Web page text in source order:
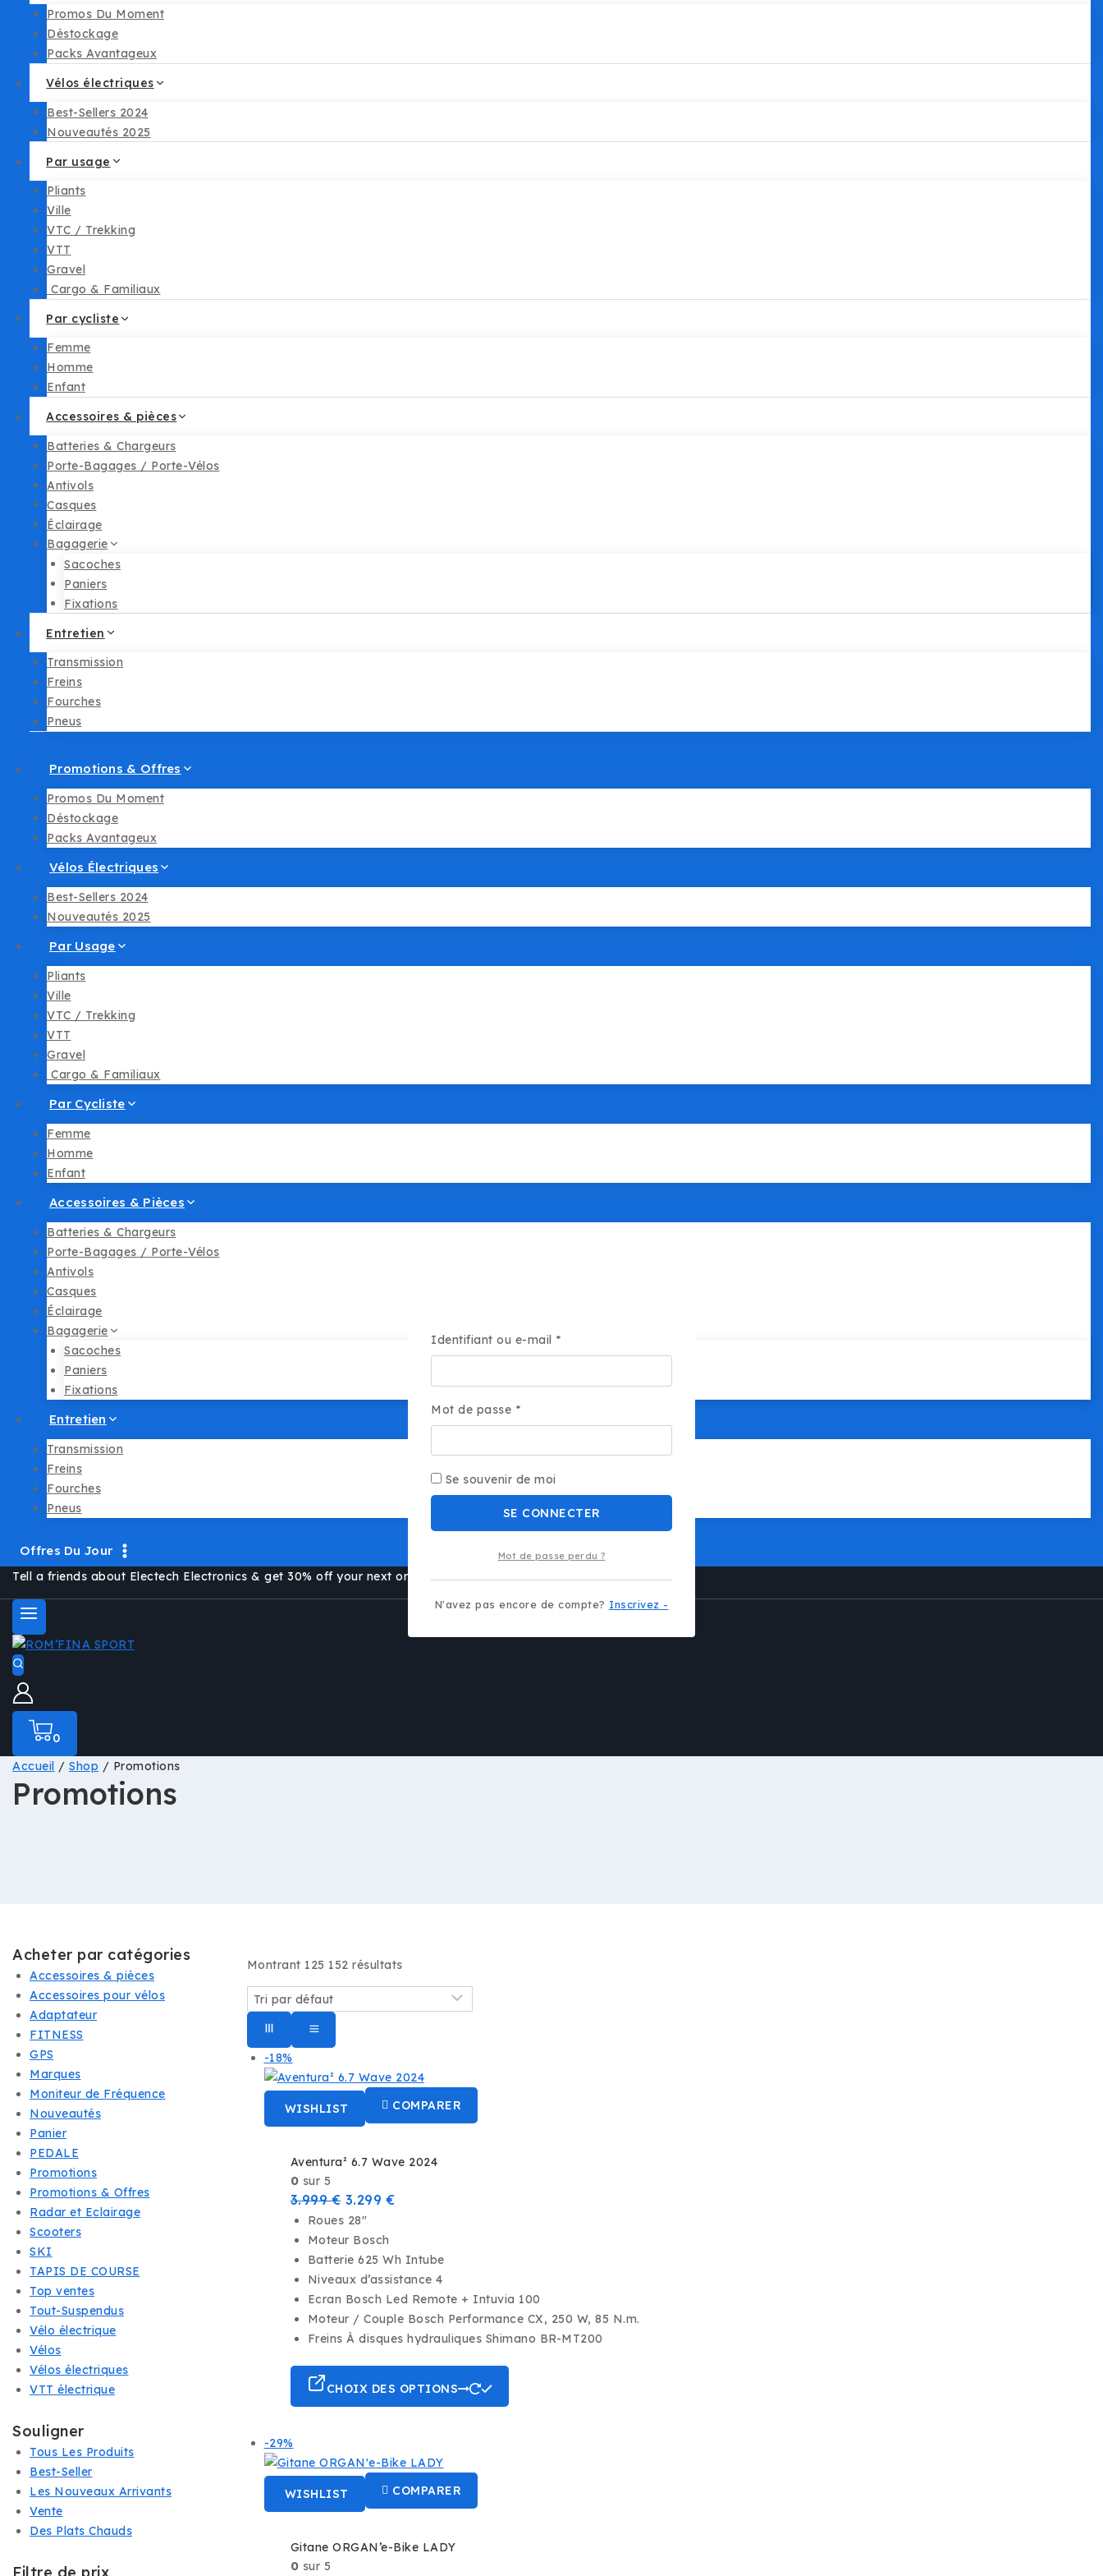
Promos Du Moment
Déstockage
Packs Avantageux
Vélos électriques
Best-Sellers 2024
Nouveautés 2025
Par usage
Pliants
Ville
VTC / Trekking
VTT
Gravel
︎ Cargo & Familiaux
Par cycliste
Femme
Homme
Enfant
Accessoires & pièces
Batteries & Chargeurs
Porte-Bagages / Porte-Vélos
Antivols
Casques
Éclairage
Bagagerie
Sacoches
Paniers
Fixations
Entretien
Transmission
Freins
Fourches
Pneus
Promotions & Offres
Promos Du Moment
Déstockage
Packs Avantageux
Vélos Électriques
Best-Sellers 2024
Nouveautés 2025
Par Usage
Pliants
Ville
VTC / Trekking
VTT
Gravel
︎ Cargo & Familiaux
Par Cycliste
Femme
Homme
Enfant
Accessoires & Pièces
Batteries & Chargeurs
Porte-Bagages / Porte-Vélos
Antivols
Casques
Éclairage
Bagagerie
Sacoches
Paniers
Fixations
Entretien
Transmission
Freins
Fourches
Pneus
Offres Du Jour
Tell a friends about Electech Electronics & get 30% off your next order.
0
Accueil / Shop / Promotions
Promotions
Montrant 125 152 résultats
-18%
en
WISHLIST
COMPARER
Aventura² 6.7 Wave 2024
0 sur 5
3.999€ Le
prix
initial
était :
3.999 €.
3.299€
3.299 €.
Roues 28″
Moteur Bosch
Batterie 625 Wh Intube
Niveaux d’assistance 4
Ecran Bosch Led Remote + Intuvia 100
Moteur / Couple Bosch Performance CX, 250 W, 85 N.m.
Freins À disques hydrauliques Shimano BR-MT200
CHOIX DES OPTIONS
-29%
en
WISHLIST
COMPARER
Gitane ORGAN’e-Bike LADY
0 sur 5
Acheter par catégories
Accessoires & pièces
Accessoires pour vélos
Adaptateur
FITNESS
GPS
Marques
Moniteur de Fréquence
Nouveautés
Panier
PEDALE
Promotions
Promotions & Offres
Radar et Eclairage
Scooters
SKI
TAPIS DE COURSE
Top ventes
Tout-Suspendus
Vélo électrique
Vélos
Vélos électriques
VTT électrique
Souligner
Tous Les Produits
Best-Seller
Les Nouveaux Arrivants
Vente
Des Plats Chauds
Identifiant ou e-mail *Obligatoire
Mot de passe *Obligatoire
Se souvenir de moi
SE CONNECTER
Mot de passe perdu ?
N'avez pas encore de compte? Inscrivez -